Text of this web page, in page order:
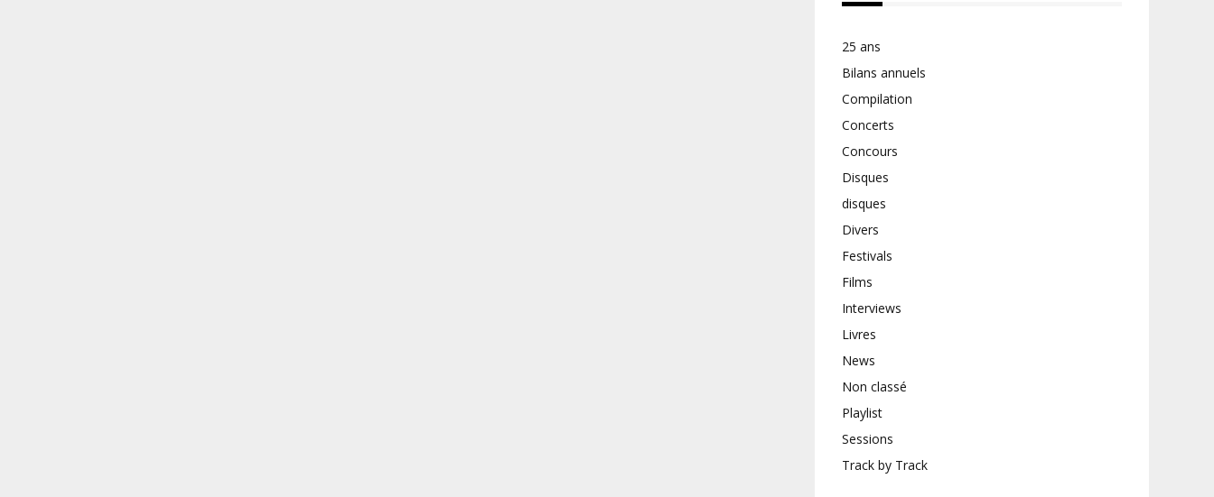
25 ans
Bilans annuels
Compilation
Concerts
Concours
Disques
disques
Divers
Festivals
Films
Interviews
Livres
News
Non classé
Playlist
Sessions
Track by Track